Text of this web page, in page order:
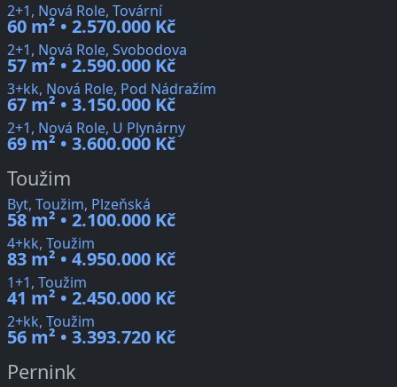
2+1, Nová Role, Tovární
60 m² • 2.570.000 Kč
2+1, Nová Role, Svobodova
57 m² • 2.590.000 Kč
3+kk, Nová Role, Pod Nádražím
67 m² • 3.150.000 Kč
2+1, Nová Role, U Plynárny
69 m² • 3.600.000 Kč
Toužim
Byt, Toužim, Plzeňská
58 m² • 2.100.000 Kč
4+kk, Toužim
83 m² • 4.950.000 Kč
1+1, Toužim
41 m² • 2.450.000 Kč
2+kk, Toužim
56 m² • 3.393.720 Kč
Pernink